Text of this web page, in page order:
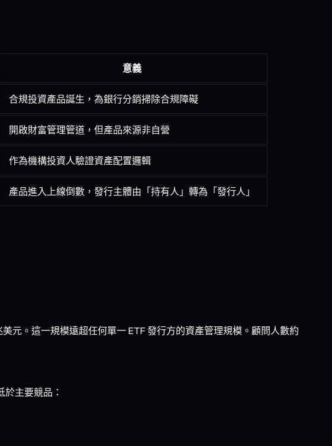
意義
合規投資產品誕生，為銀行分銷掃除合規障礙
開啟財富管理管道，但產品來源非自營
作為機構投資人驗證資產配置邏輯
產品進入上線倒數，發行主體由「持有人」轉為「發行人」
元。這一規模遠超任何單一 ETF 發行方的資產管理規模。顧問人數約
主要競品：